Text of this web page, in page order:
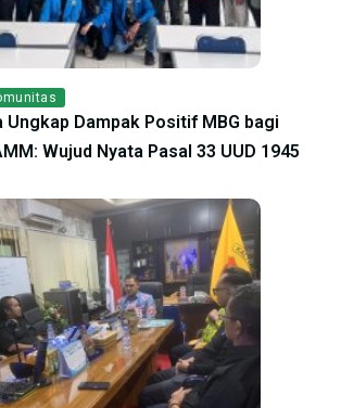
Ungkap Dampak Positif MBG bagi
Wujud Nyata Pasal 33 UUD 1945